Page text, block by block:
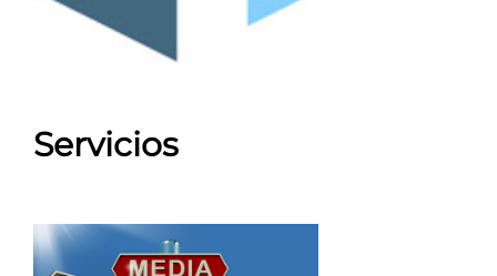
Servicios